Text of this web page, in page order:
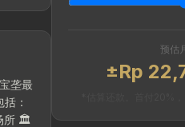
所 🏛️
预估
±Rp